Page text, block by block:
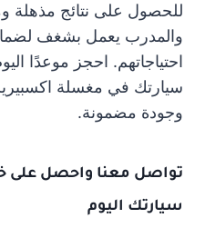
للحصول على نتائج مذهلة
والمدرب يعمل بشغف لضمان
احتياجاتهم. احجز موعدًا
سيارتك في مغسلة
وجودة مضمونة.
تواصل معنا واحصل على
سيارتك اليوم